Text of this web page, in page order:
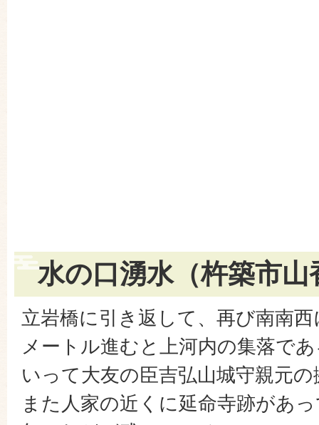
水の口湧水（杵築市山
立岩橋に引き返して、再び南南
メートル進むと上河内の集落で
いって大友の臣吉弘山城守親元
また人家の近くに延命寺跡があ